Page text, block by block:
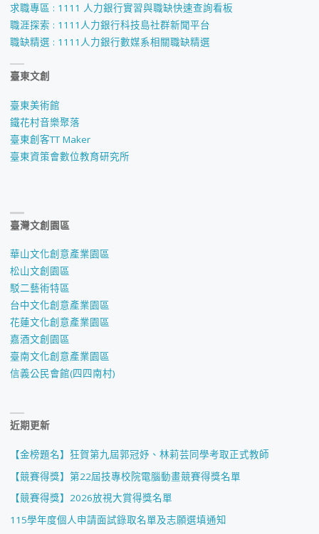
求職專區 : 1111 人力銀行實習與職缺快速查詢看板
職涯探索 : 1111人力銀行科技島社群新聞平台
職缺精選 : 1111人力銀行數媒系相關職缺精選
臺東文創
臺東美術館
鐵花村音樂聚落
臺東創客TT Maker
臺東資策會數位教育研究所
臺灣文創園區
華山文化創意產業園區
松山文創園區
駁二藝術特區
台中文化創意產業園區
花蓮文化創意產業園區
嘉酒文創園區
臺南文化創意產業園區
信義公民會館(四四南村)
近期更新
【金榜題名】狂賀第九屆郭冠妤、林莉芸同學考取正式教師
【競賽得獎】第22屆技專校院電腦動畫競賽得獎名單
【競賽得獎】2026放視大賞得獎名單
115學年度個人申請面試錄取名單及志願選填通知